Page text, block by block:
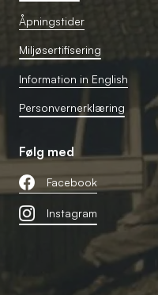
Åpningstider
Miljøsertifisering
Information in English
Personvernerklæring
Følg med
Facebook
Instagram